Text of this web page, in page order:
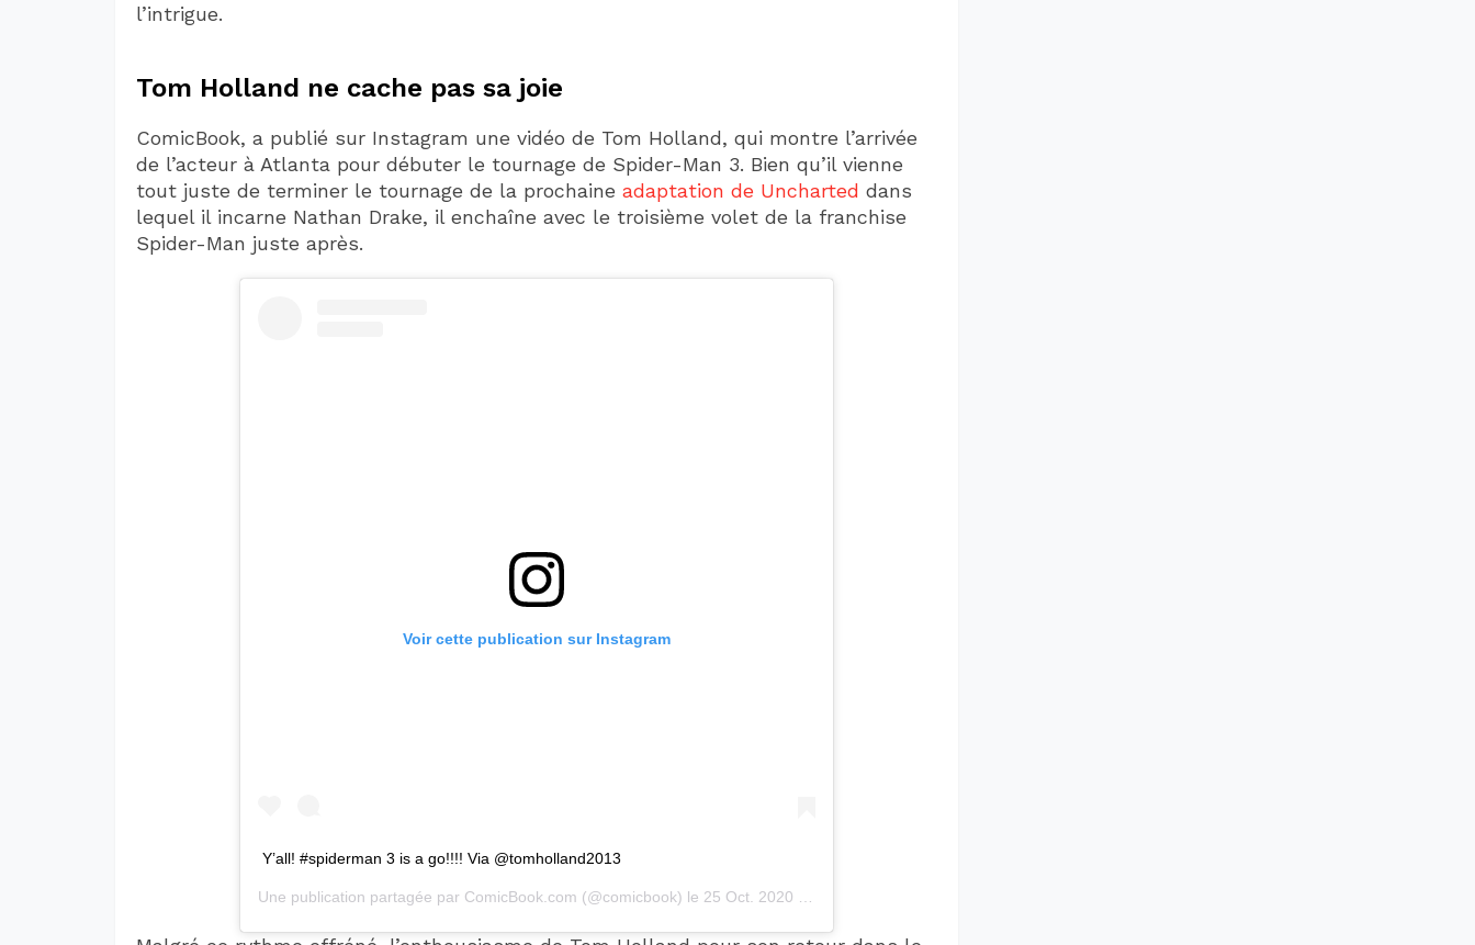
l’intrigue.
Tom Holland ne cache pas sa joie
ComicBook, a publié sur Instagram une vidéo de Tom Holland, qui montre l’arrivée
de l’acteur à Atlanta pour débuter le tournage de Spider-Man 3. Bien qu’il vienne
tout juste de terminer le tournage de la prochaine adaptation de Uncharted dans
lequel il incarne Nathan Drake, il enchaîne avec le troisième volet de la franchise
Spider-Man juste après.
Voir cette publication sur Instagram
Y’all! #spiderman 3 is a go!!!! Via @tomholland2013
Une publication partagée par ComicBook.com (@comicbook) le 25 Oct. 2020 à 6 :54 PDT